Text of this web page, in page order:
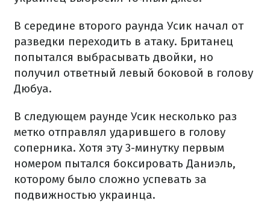
В середине второго раунда Усик начал от
разведки переходить в атаку. Британец
попытался выбрасывать двойки, но
получил ответный левый боковой в голову
Дюбуа.
В следующем раунде Усик несколько раз
метко отправлял ударившего в голову
соперника. Хотя эту 3-минутку первым
номером пытался боксировать Даниэль,
которому было сложно успевать за
подвижностью украинца.